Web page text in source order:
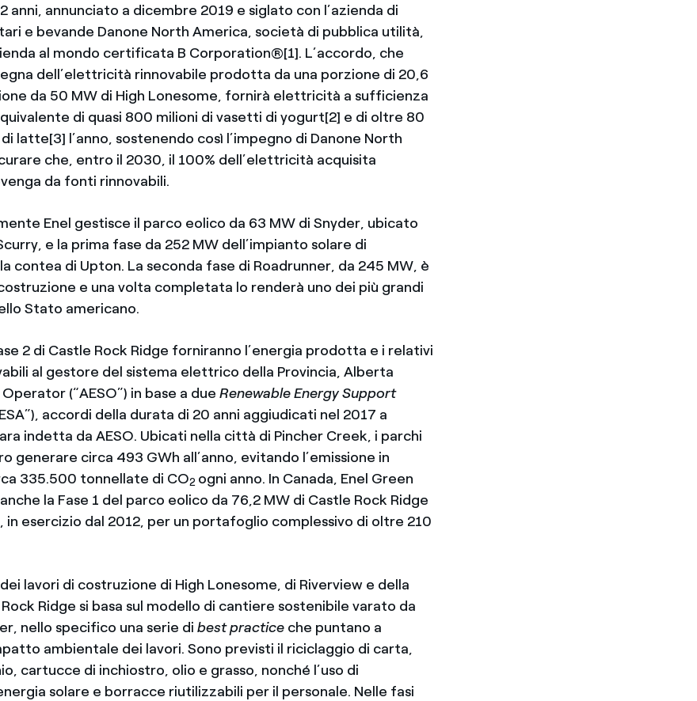
anni, annunciato a dicembre 2019 e siglato con l’azienda di
e bevande Danone North America, società di pubblica utilità,
al mondo certificata B Corporation®[1]. L’accordo, che
dell’elettricità rinnovabile prodotta da una porzione di 20,6
da 50 MW di High Lonesome, fornirà elettricità a sufficienza
di quasi 800 milioni di vasetti di yogurt[2] e di oltre 80
latte[3] l’anno, sostenendo così l’impegno di Danone North
che, entro il 2030, il 100% dell’elettricità acquisita
da fonti rinnovabili.
Enel gestisce il parco eolico da 63 MW di Snyder, ubicato
e la prima fase da 252 MW dell’impianto solare di
contea di Upton. La seconda fase di Roadrunner, da 245 MW, è
e una volta completata lo renderà uno dei più grandi
Stato americano.
2 di Castle Rock Ridge forniranno l’energia prodotta e i relativi
al gestore del sistema elettrico della Provincia, Alberta
(“AESO”) in base a dueRenewable Energy Support
accordi della durata di 20 anni aggiudicati nel 2017 a
indetta da AESO. Ubicati nella città di Pincher Creek, i parchi
generare circa 493 GWh all’anno, evitando l’emissione in
335.500 tonnellate di CO2 ogni anno. In Canada, Enel Green
la Fase 1 del parco eolico da 76,2 MW di Castle Rock Ridge
in esercizio dal 2012, per un portafoglio complessivo di oltre 210
lavori di costruzione di High Lonesome, di Riverview e della
Ridge si basa sul modello di cantiere sostenibile varato da
nello specifico una serie dibest practice che puntano a
ambientale dei lavori. Sono previsti il riciclaggio di carta,
cartucce di inchiostro, olio e grasso, nonché l’uso di
solare e borracce riutilizzabili per il personale. Nelle fasi